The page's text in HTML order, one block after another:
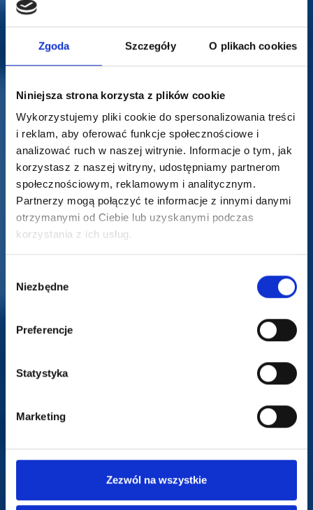
Zgoda Szczegóły O plikach cookies
Niniejsza strona korzysta z plików cookie
Wykorzystujemy pliki cookie do spersonalizowania treści
i reklam, aby oferować funkcje społecznościowe i
analizować ruch w naszej witrynie. Informacje o tym, jak
korzystasz z naszej witryny, udostępniamy partnerom
społecznościowym, reklamowym i analitycznym.
Partnerzy mogą połączyć te informacje z innymi danymi
otrzymanymi od Ciebie lub uzyskanymi podczas
korzystania z ich usług.
zgody
Niezbędne
Preferencje
Statystyka
Marketing
Zezwól na wszystkie